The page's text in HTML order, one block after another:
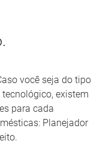
você seja do tipo
existem
para cada
Planejador